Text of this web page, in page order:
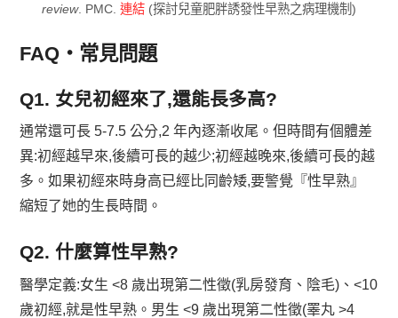
review. PMC.連結 (探討兒童肥胖誘發性早熟之病理機制)
FAQ・常見問題
Q1. 女兒初經來了,還能長多高?
通常還可長 5-7.5 公分,2 年內逐漸收尾。但時間有個體差
異:初經越早來,後續可長的越少;初經越晚來,後續可長的越
多。如果初經來時身高已經比同齡矮,要警覺『性早熟』
縮短了她的生長時間。
Q2. 什麼算性早熟?
醫學定義:女生 <8 歲出現第二性徵(乳房發育、陰毛)、<10
歲初經,就是性早熟。男生 <9 歲出現第二性徵(睪丸 >4